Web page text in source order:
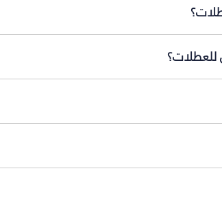
للعطلات؟